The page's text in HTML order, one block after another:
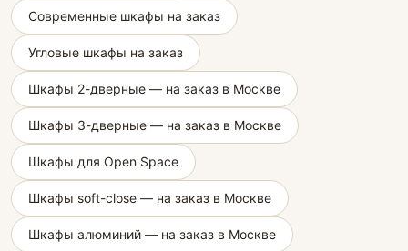
Современные шкафы на заказ
Угловые шкафы на заказ
Шкафы 2-дверные — на заказ в Москве
Шкафы 3-дверные — на заказ в Москве
Шкафы для Open Space
Шкафы soft-close — на заказ в Москве
Шкафы алюминий — на заказ в Москве